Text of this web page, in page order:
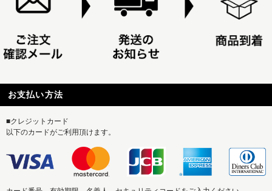
お支払い方法
■クレジットカード
以下のカードがご利用頂けます。